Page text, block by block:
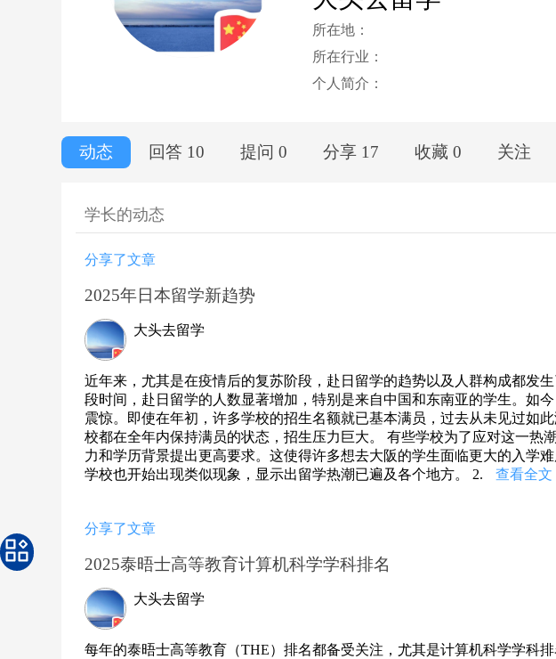
所在地：
所在行业：
个人简介：
动态 回答 10 提问 0 分享 17 收藏 0 关注
学长的动态
分享了文章
2025年日本留学新趋势
大头去留学
近年来，尤其是在疫情后的复苏阶段，赴日留学的趋势以及人群构成都发
段时间，赴日留学的人数显著增加，特别是来自中国和东南亚的学生。如
震惊。即使在年初，许多学校的招生名额就已基本满员，过去从未见过如
校都在全年内保持满员的状态，招生压力巨大。 有些学校为了应对这一热
力和学历背景提出更高要求。这使得许多想去大阪的学生面临更大的入学
学校也开始出现类似现象，显示出留学热潮已遍及各个地方。 2.
查看全文
分享了文章
2025泰晤士高等教育计算机科学学科排名
大头去留学
每年的泰晤士高等教育（THE）排名都备受关注，尤其是计算机科学学科